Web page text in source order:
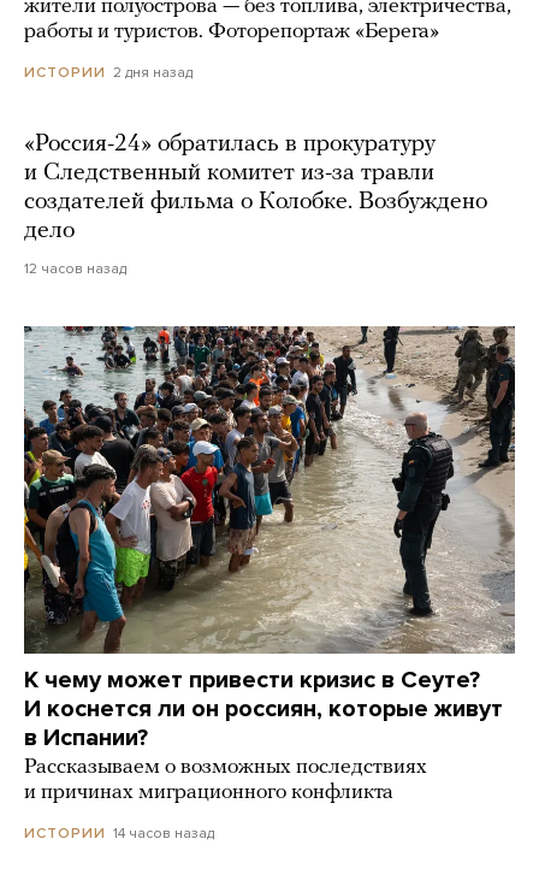
жители полуострова — без топлива, электричества,
работы и туристов. Фоторепортаж «Берега»
ИСТОРИИ 2 дня назад
«Россия-24» обратилась в прокуратуру
и Следственный комитет из-за травли
создателей фильма о Колобке. Возбуждено
дело
12 часов назад
К чему может привести кризис в Сеуте?
И коснется ли он россиян, которые живут
в Испании?
Рассказываем о возможных последствиях
и причинах миграционного конфликта
ИСТОРИИ 14 часов назад